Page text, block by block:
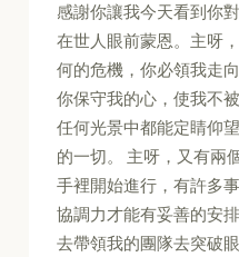
感謝你讓我今天看到你
在世人眼前蒙恩。主呀
何的危機，你必領我走
你保守我的心，使我不
任何光景中都能定睛仰
的一切。 主呀，又有兩
手裡開始進行，有許多
協調力才能有妥善的安
去帶領我的團隊去突破